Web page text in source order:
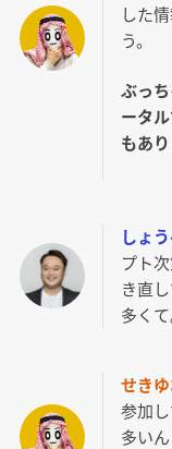
した
う。
ぶっ
ータ
もあり
しょ
プト
き直
多くて
せき
参加
多い